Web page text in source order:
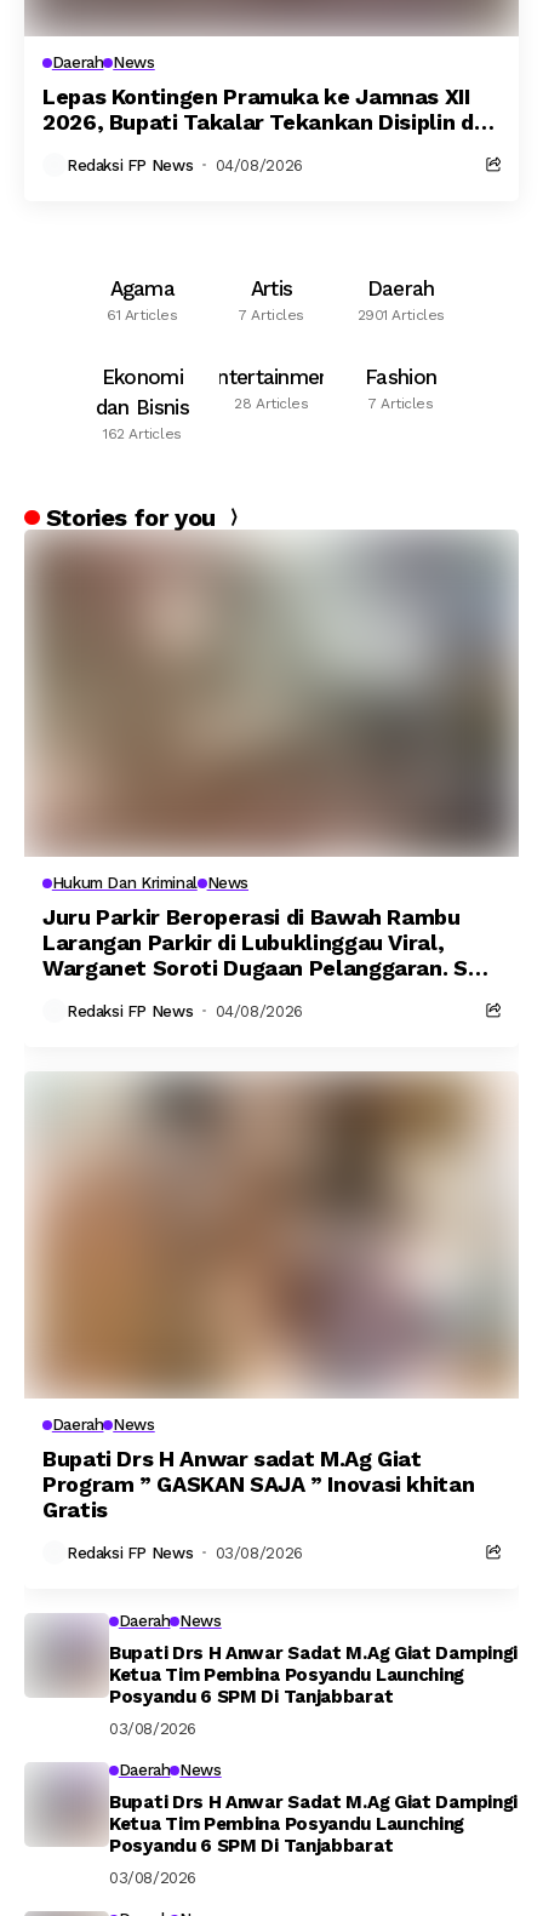
Daerah News
Lepas Kontingen Pramuka ke Jamnas XII
2026, Bupati Takalar Tekankan Disiplin dan
Redaksi FP News 04/08/2026
Agama
61 Articles
Artis
7 Articles
Daerah
2901 Articles
Ekonomi
dan Bisnis
162 Articles
Entertainment
28 Articles
Fashion
7 Articles
Stories for you
Hukum Dan Kriminal News
Juru Parkir Beroperasi di Bawah Rambu
Larangan Parkir di Lubuklinggau Viral,
Warganet Soroti Dugaan Pelanggaran. SK
Redaksi FP News 04/08/2026
Daerah News
Bupati Drs H Anwar sadat M.Ag Giat
Program ” GASKAN SAJA ” Inovasi khitan
Gratis
Redaksi FP News 03/08/2026
Daerah News
Bupati Drs H Anwar Sadat M.Ag Giat Dampingi
Ketua Tim Pembina Posyandu Launching
Posyandu 6 SPM Di Tanjabbarat
03/08/2026
Daerah News
Bupati Drs H Anwar Sadat M.Ag Giat Dampingi
Ketua Tim Pembina Posyandu Launching
Posyandu 6 SPM Di Tanjabbarat
03/08/2026